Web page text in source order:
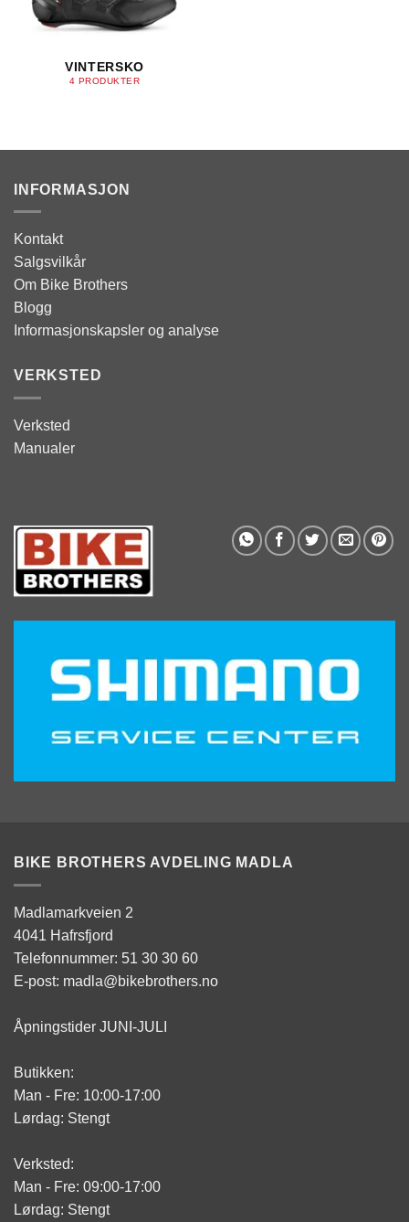
VINTERSKO
4 PRODUKTER
INFORMASJON
Kontakt
Salgsvilkår
Om Bike Brothers
Blogg
Informasjonskapsler og analyse
VERKSTED
Verksted
Manualer
BIKE BROTHERS AVDELING MADLA
Madlamarkveien 2
4041 Hafrsfjord
Telefonnummer: 51 30 30 60
E-post: madla@bikebrothers.no
Åpningstider JUNI-JULI
Butikken:
Man - Fre: 10:00-17:00
Lørdag: Stengt
Verksted:
Man - Fre: 09:00-17:00
Lørdag: Stengt